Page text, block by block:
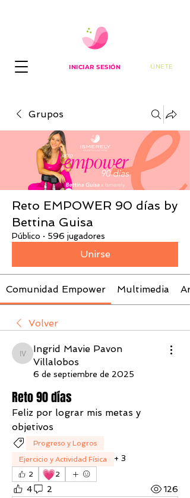
INICIAR SESIÓN ÚNETE
Grupos
Reto EMPOWER 90 días by
Bettina Guisa
Público · 596 jugadores
Unirse
Comunidad Empower Multimedia
Volver
Ingrid Mavie Pavon Villalobos
Ingrid Mavie Pavon
Villalobos
6 de septiembre de 2025
Reto 90 días
Feliz por lograr mis metas y
objetivos
Progreso y Logros
Ejercicio y Actividad Física
+ 3
2 💗2
4 2 126